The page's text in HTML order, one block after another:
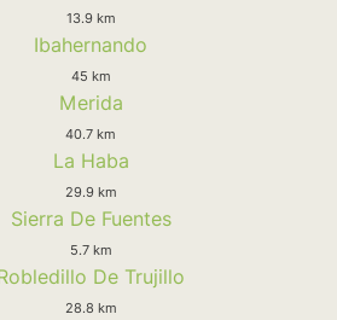
13.9 km
Ibahernando
45 km
Merida
40.7 km
La Haba
29.9 km
Sierra De Fuentes
5.7 km
De Trujillo
28.8 km